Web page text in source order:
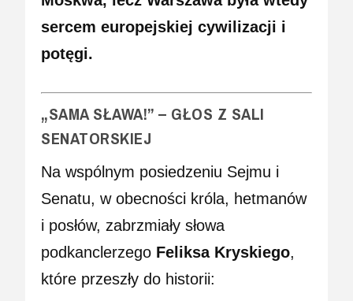
sercem europejskiej cywilizacji i
potęgi.
„SAMA SŁAWA!” – GŁOS Z SALI
SENATORSKIEJ
Na wspólnym posiedzeniu Sejmu i
Senatu, w obecności króla, hetmanów
i posłów, zabrzmiały słowa
podkanclerzego Feliksa Kryskiego,
które przeszły do historii: